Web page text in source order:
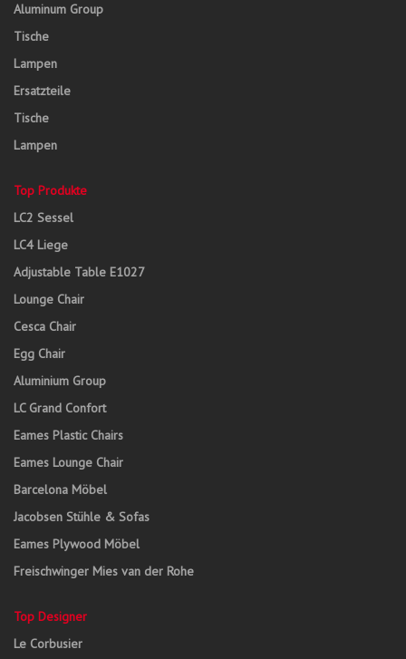
Aluminum Group
Tische
Lampen
Ersatzteile
Tische
Lampen
Top Produkte
LC2 Sessel
LC4 Liege
Adjustable Table E1027
Lounge Chair
Cesca Chair
Egg Chair
Aluminium Group
LC Grand Confort
Eames Plastic Chairs
Eames Lounge Chair
Barcelona Möbel
Jacobsen Stühle & Sofas
Eames Plywood Möbel
Freischwinger Mies van der Rohe
Top Designer
Le Corbusier